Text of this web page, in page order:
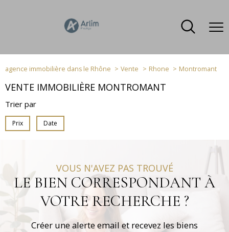
agence immobilière dans le Rhône Vente Rhone Montromant
VENTE IMMOBILIÈRE MONTROMANT
Trier par
Prix Date
VOUS N'AVEZ PAS TROUVÉ
LE BIEN CORRESPONDANT À
VOTRE RECHERCHE ?
Créer une alerte email et recevez les biens